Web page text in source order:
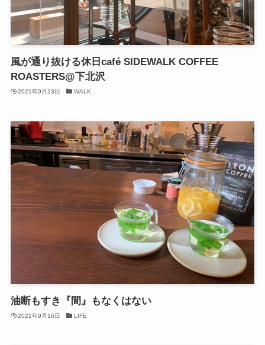
風が通り抜ける休日café SIDEWALK COFFEE
ROASTERS@下北沢
2021年9月23日 WALK
油断もすき『間』もなくはない
2021年9月16日 LIFE